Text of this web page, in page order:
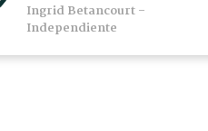
Ingrid Betancourt -
Independiente